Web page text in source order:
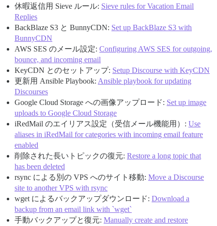
休暇返信用 Sieve ルール: Sieve rules for Vacation Email
Replies
BackBlaze S3 と BunnyCDN: Set up BackBlaze S3 with
BunnyCDN
AWS SES のメール設定: Configuring AWS SES for outgoing,
bounce, and incoming email
KeyCDN とのセットアップ: Setup Discourse with KeyCDN
更新用 Ansible Playbook: Ansible playbook for updating
Discourses
Google Cloud Storage への画像アップロード: Set up image
uploads to Google Cloud Storage
iRedMail のエイリアス設定（受信メール機能用）: Use
aliases in iRedMail for categories with incoming email feature
enabled
削除された長いトピックの復元: Restore a long topic that
has been deleted
rsync による別の VPS へのサイト移動: Move a Discourse
site to another VPS with rsync
wget によるバックアップダウンロード: Download a
backup from an email link with `wget`
手動バックアップと復元: Manually create and restore